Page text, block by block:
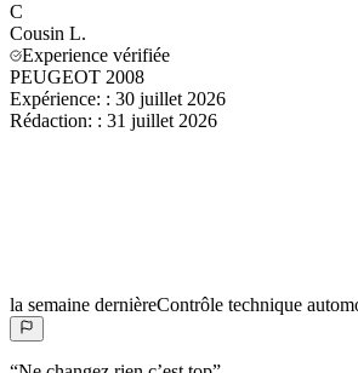
C
Cousin L.
Experience vérifiée
PEUGEOT 2008
Expérience: : 30 juillet 2026
Rédaction: : 31 juillet 2026
la semaine dernièreContrôle technique